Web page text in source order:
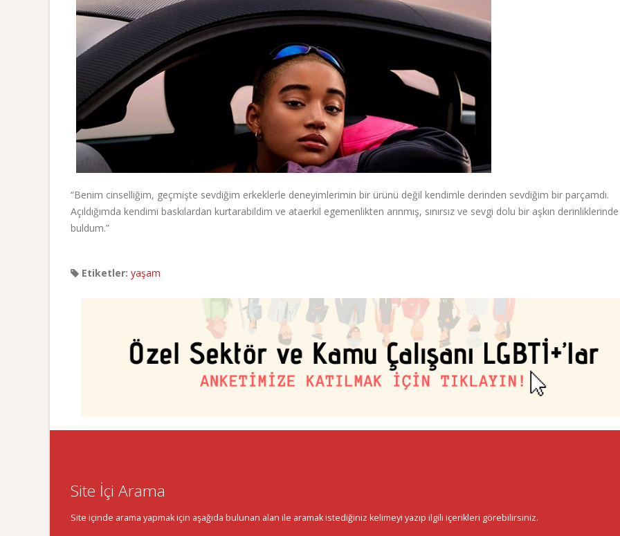
“Benim cinselliğim, geçmişte sevdiğim erkeklerle deneyimlerimin bir ürünü değil kendimle derinden sevdiğim bir parçamdı.
Açıldığımda kendimi baskılardan kurtarabildim ve ataerkil egemenlikten arınmış, sınırsız ve sevgi dolu bir aşkın derinliklerinde
buldum.”
Etiketler: yaşam
Site İçi Arama
Site içinde arama yapmak için aşağıda bulunan alan ile aramak istediğiniz kelimeyi yazıp ilgili içerikleri görebilirsiniz.